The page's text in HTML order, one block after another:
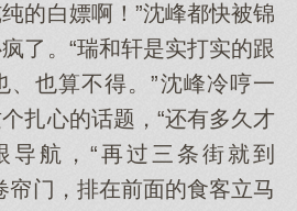
的白嫖啊！”沈峰都快被锦
了。“瑞和轩是实打实的跟
、也算不得。”沈峰冷哼一
扎心的话题，“还有多久才
导航，“再过三条街就到
帘门，排在前面的食客立马